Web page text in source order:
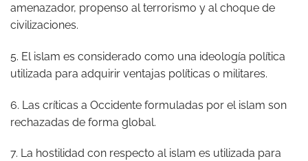
amenazador, propenso al terrorismo y al choque de
civilizaciones.
5. El islam es considerado como una ideología política
utilizada para adquirir ventajas políticas o militares.
6. Las críticas a Occidente formuladas por el islam son
rechazadas de forma global.
7. La hostilidad con respecto al islam es utilizada para